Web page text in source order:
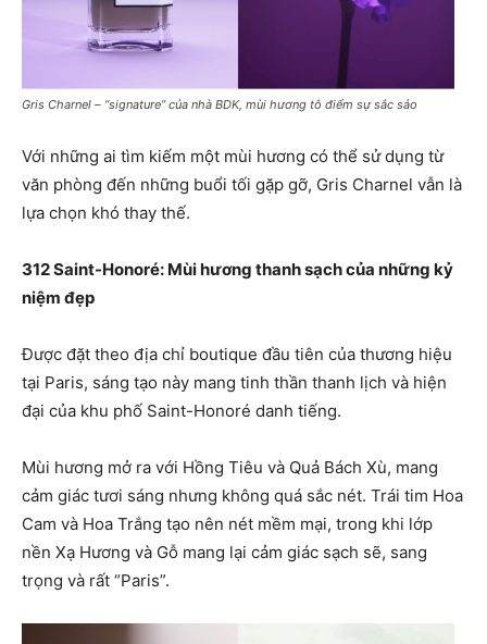
Gris Charnel – “signature” của nhà BDK, mùi hương tô điểm sự sắc sảo
Với những ai tìm kiếm một mùi hương có thể sử dụng từ
văn phòng đến những buổi tối gặp gỡ, Gris Charnel vẫn là
lựa chọn khó thay thế.
312 Saint-Honoré: Mùi hương thanh sạch của những kỷ
niệm đẹp
Được đặt theo địa chỉ boutique đầu tiên của thương hiệu
tại Paris, sáng tạo này mang tinh thần thanh lịch và hiện
đại của khu phố Saint-Honoré danh tiếng.
Mùi hương mở ra với Hồng Tiêu và Quả Bách Xù, mang
cảm giác tươi sáng nhưng không quá sắc nét. Trái tim Hoa
Cam và Hoa Trắng tạo nên nét mềm mại, trong khi lớp
nền Xạ Hương và Gỗ mang lại cảm giác sạch sẽ, sang
trọng và rất “Paris”.